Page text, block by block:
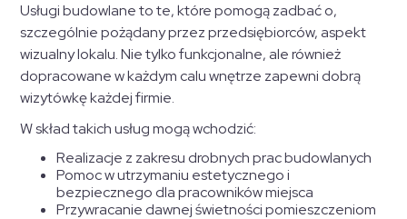
Usługi budowlane to te, które pomogą zadbać o,
szczególnie pożądany przez przedsiębiorców, aspekt
wizualny lokalu. Nie tylko funkcjonalne, ale również
dopracowane w każdym calu wnętrze zapewni dobrą
wizytówkę każdej firmie.
W skład takich usług mogą wchodzić:
Realizacje z zakresu drobnych prac budowlanych
Pomoc w utrzymaniu estetycznego i
bezpiecznego dla pracowników miejsca
Przywracanie dawnej świetności pomieszczeniom